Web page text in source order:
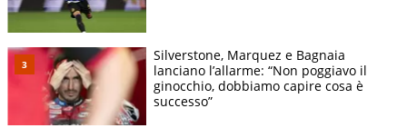
Silverstone, Marquez e Bagnaia
lanciano l’allarme: “Non poggiavo il
ginocchio, dobbiamo capire cosa è
successo”